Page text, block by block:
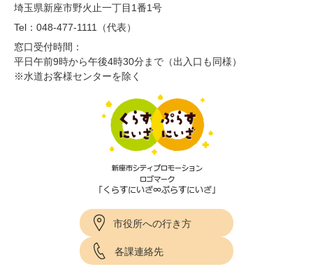
埼玉県新座市野火止一丁目1番1号
Tel：048-477-1111（代表）
窓口受付時間：
平日午前9時から午後4時30分まで（出入口も同様）
※水道お客様センターを除く
市役所への行き方
各課連絡先